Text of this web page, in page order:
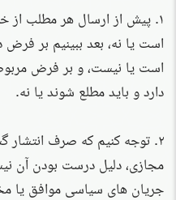
۱. پیش از ارسال هر مطلب از
است یا نه، بعد ببینیم بر
است یا نیست، و بر فرض مربوط
دارد و باید مطلع شوند یا نه.
۲. توجه کنیم که صرف
مجازی، دلیل درست بودن آن
جریان های سیاسی موافق یا